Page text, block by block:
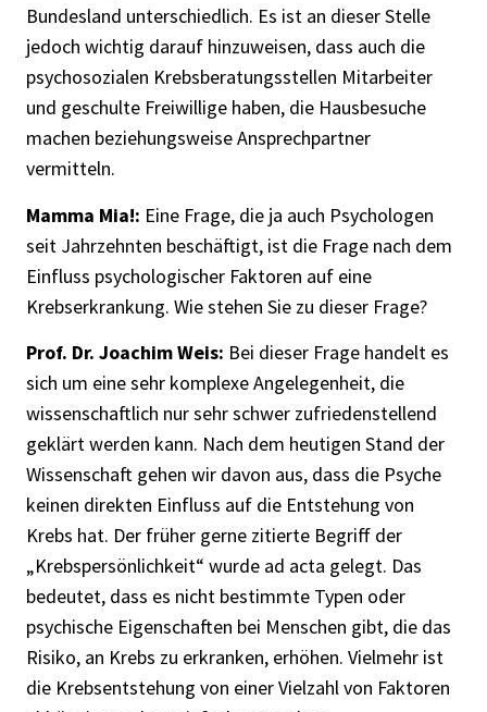
Bundesland unterschiedlich. Es ist an dieser Stelle
jedoch wichtig darauf hinzuweisen, dass auch die
psychosozialen Krebsberatungsstellen Mitarbeiter
und geschulte Freiwillige haben, die Hausbesuche
machen beziehungsweise Ansprechpartner
vermitteln.
Mamma Mia!: Eine Frage, die ja auch Psychologen
seit Jahrzehnten beschäftigt, ist die Frage nach dem
Einfluss psychologischer Faktoren auf eine
Krebserkrankung. Wie stehen Sie zu dieser Frage?
Prof. Dr. Joachim Weis: Bei dieser Frage handelt es
sich um eine sehr komplexe Angelegenheit, die
wissenschaftlich nur sehr schwer zufriedenstellend
geklärt werden kann. Nach dem heutigen Stand der
Wissenschaft gehen wir davon aus, dass die Psyche
keinen direkten Einfluss auf die Entstehung von
Krebs hat. Der früher gerne zitierte Begriff der
„Krebspersönlichkeit“ wurde ad acta gelegt. Das
bedeutet, dass es nicht bestimmte Typen oder
psychische Eigenschaften bei Menschen gibt, die das
Risiko, an Krebs zu erkranken, erhöhen. Vielmehr ist
die Krebsentstehung von einer Vielzahl von Faktoren